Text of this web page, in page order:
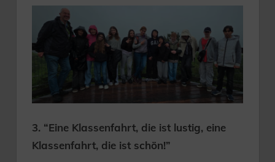
3. “Eine Klassenfahrt, die ist lustig, eine
Klassenfahrt, die ist schön!”